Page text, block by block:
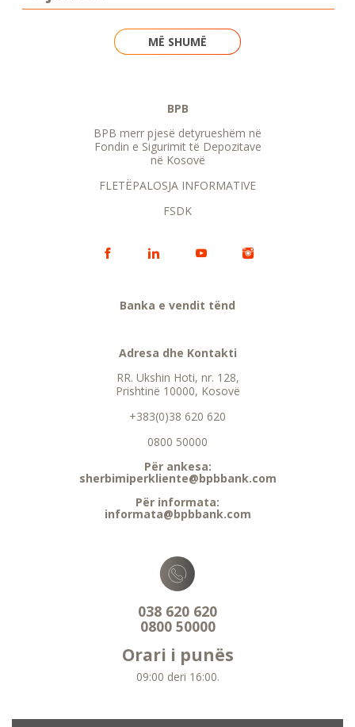
MË SHUMË
BPB
BPB merr pjesë detyrueshëm në
Fondin e Sigurimit të Depozitave
në Kosovë
FLETËPALOSJA INFORMATIVE
FSDK
Banka e vendit tënd
Adresa dhe Kontakti
RR. Ukshin Hoti, nr. 128,
Prishtinë 10000, Kosovë
+383(0)38 620 620
0800 50000
Për ankesa:
sherbimiperkliente@bpbbank.com
Për informata:
informata@bpbbank.com
038 620 620
0800 50000
Orari i punës
09:00 deri 16:00.